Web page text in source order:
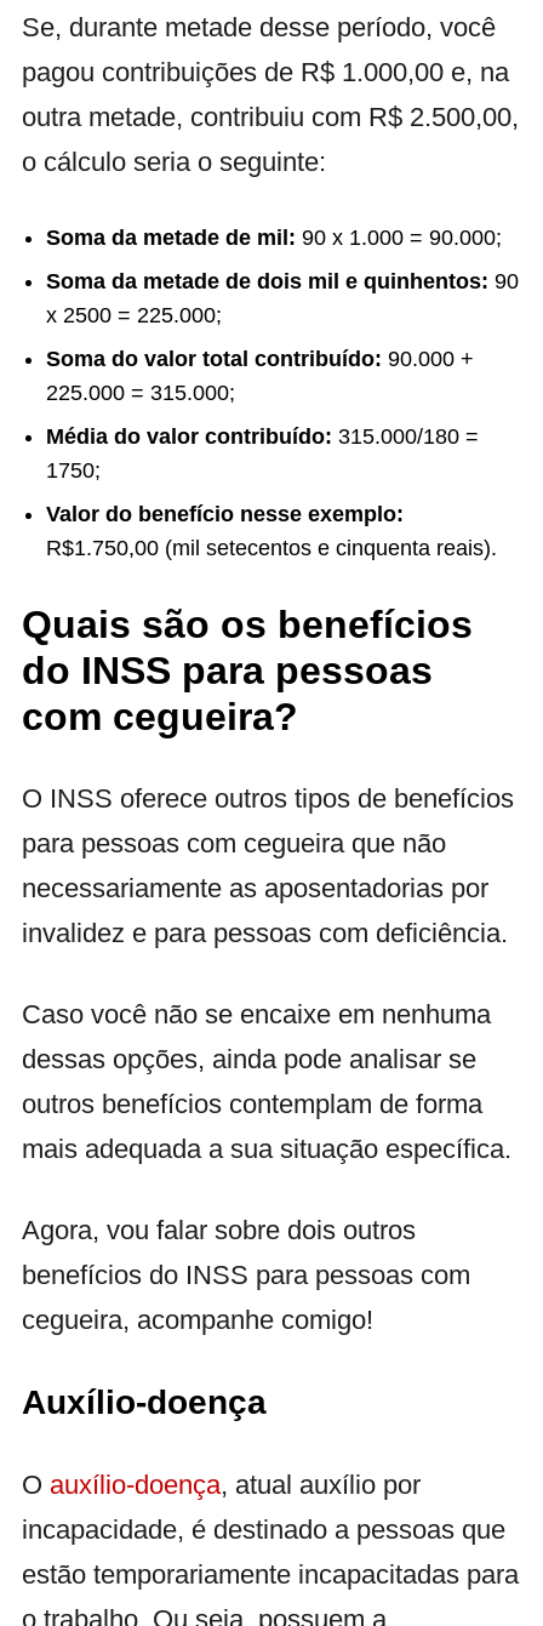
Se, durante metade desse período, você
pagou contribuições de R$ 1.000,00 e, na
outra metade, contribuiu com R$ 2.500,00,
o cálculo seria o seguinte:
Soma da metade de mil: 90 x 1.000 = 90.000;
Soma da metade de dois mil e quinhentos: 90
x 2500 = 225.000;
Soma do valor total contribuído: 90.000 +
225.000 = 315.000;
Média do valor contribuído: 315.000/180 =
1750;
Valor do benefício nesse exemplo:
R$1.750,00 (mil setecentos e cinquenta reais).
Quais são os benefícios
do INSS para pessoas
com cegueira?
O INSS oferece outros tipos de benefícios
para pessoas com cegueira que não
necessariamente as aposentadorias por
invalidez e para pessoas com deficiência.
Caso você não se encaixe em nenhuma
dessas opções, ainda pode analisar se
outros benefícios contemplam de forma
mais adequada a sua situação específica.
Agora, vou falar sobre dois outros
benefícios do INSS para pessoas com
cegueira, acompanhe comigo!
Auxílio-doença
O auxílio-doença, atual auxílio por
incapacidade, é destinado a pessoas que
estão temporariamente incapacitadas para
o trabalho. Ou seja, possuem a